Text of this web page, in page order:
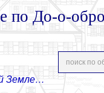
по До-о-
Земле…